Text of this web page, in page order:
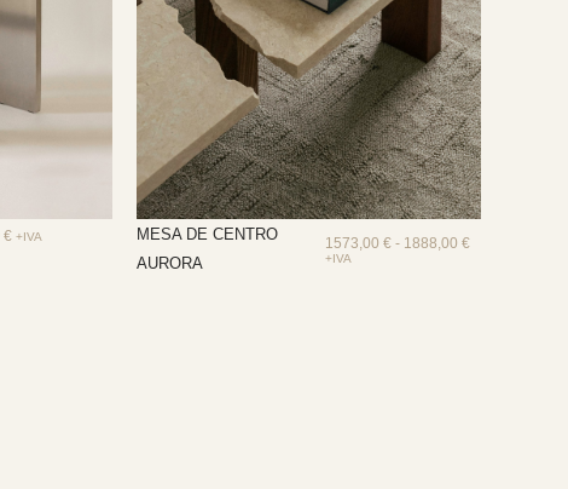
€ +IVA
MESA DE CENTRO
AURORA
1573,00 €- 1888,00 €
+IVA